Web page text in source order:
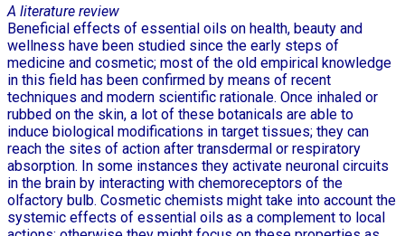
A literature review
Beneficial effects of essential oils on health, beauty and
wellness have been studied since the early steps of
medicine and cosmetic; most of the old empirical knowledge
in this field has been confirmed by means of recent
techniques and modern scientific rationale. Once inhaled or
rubbed on the skin, a lot of these botanicals are able to
induce biological modifications in target tissues; they can
reach the sites of action after transdermal or respiratory
absorption. In some instances they activate neuronal circuits
in the brain by interacting with chemoreceptors of the
olfactory bulb. Cosmetic chemists might take into account the
systemic effects of essential oils as a complement to local